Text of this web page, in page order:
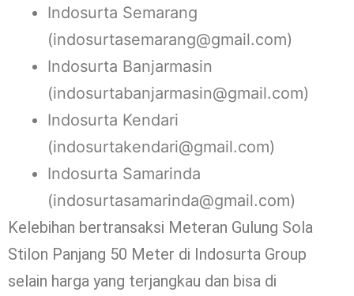
Indosurta Semarang
(indosurtasemarang@gmail.com)
Indosurta Banjarmasin
(indosurtabanjarmasin@gmail.com)
Indosurta Kendari
(indosurtakendari@gmail.com)
Indosurta Samarinda
(indosurtasamarinda@gmail.com)
Kelebihan bertransaksi Meteran Gulung Sola
Stilon Panjang 50 Meter di Indosurta Group
selain harga yang terjangkau dan bisa di